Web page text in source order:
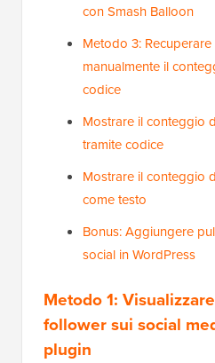
con Smash Balloon
Metodo 3:
manualmente il
codice
Mostrare il conteggio
tramite codice
Mostrare il conteggio
come testo
Bonus: Aggiungere
social in WordPress
Metodo 1:
follower sui social
plugin